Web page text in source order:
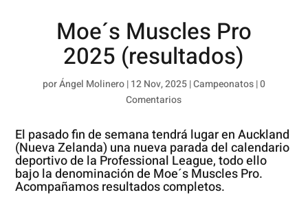
Moe´s Muscles Pro
2025 (resultados)
porÁngel Molinero|12 Nov, 2025|Campeonatos|0
Comentarios
El pasado fin de semana tendrá lugar en Auckland
(Nueva Zelanda) una nueva parada del calendario
deportivo de la Professional League, todo ello
bajo la denominación de Moe´s Muscles Pro.
Acompañamos resultados completos.